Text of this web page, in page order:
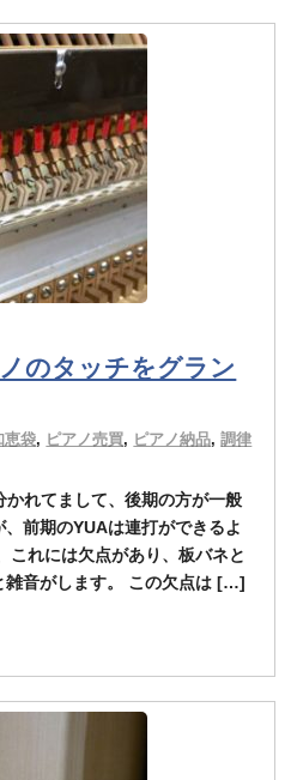
のタッチをグラン
恵袋, ピアノ売買, ピアノ納品,調律
れてまして、後期の方が一般
前期のYUAは連打ができるよ
これには欠点があり、板バネと
雑音がします。 この欠点は […]